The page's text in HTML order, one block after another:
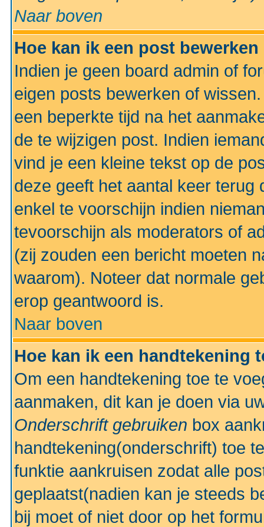
Naar boven
Hoe kan ik een post
Indien je geen board admin of
eigen posts bewerken of
een beperkte tijd na het
de te wijzigen post. Indien
vind je een kleine tekst op de
deze geeft het aantal keer terug
enkel te voorschijn indien
tevoorschijn als moderators of
(zij zouden een bericht moeten
waarom). Noteer dat normale
erop geantwoord is.
Naar boven
Hoe kan ik een handtekening
Om een handtekening toe te
aanmaken, dit kan je doen via
Onderschrift gebruiken box
handtekening(onderschrift) toe
funktie aankruisen zodat alle
geplaatst(nadien kan je steeds
bij moet of niet door op het